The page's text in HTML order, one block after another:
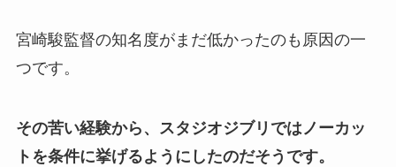
宮崎駿監督の知名度がまだ低かったのも原因の一
つです。
その苦い経験から、スタジオジブリではノーカッ
トを条件に挙げるようにしたのだそうです。